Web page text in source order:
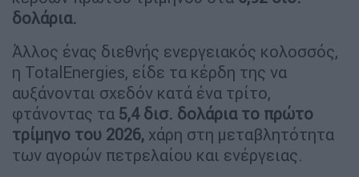
δολάρια.
Άλλος ένας διεθνής ενεργειακός κολοσσός,
η TotalEnergies, είδε τα κέρδη της να
αυξάνονται σχεδόν κατά ένα τρίτο,
φτάνοντας τα 5,4 δισ. δολάρια το πρώτο
τρίμηνο του 2026, χάρη στη μεταβλητότητα
των αγορών πετρελαίου και ενέργειας.